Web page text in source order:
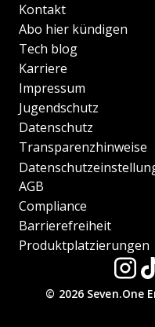
Kontakt
Abo hier kündigen
Tech blog
Karriere
Impressum
Jugendschutz
Datenschutz
Transparenzhinweise
AGB
Compliance
Barrierefreiheit
Produktplatzierungen
© 2026 Seven.One